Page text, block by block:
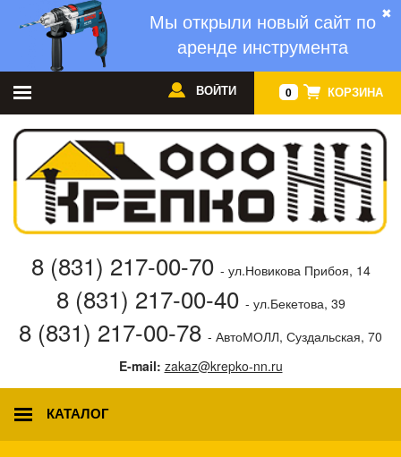
✖
Мы открыли новый сайт по
аренде инструмента
0 КОРЗИНА
ВОЙТИ
8 (831) 217-00-70 - ул.Новикова Прибоя, 14
8 (831) 217-00-40 - ул.Бекетова, 39
8 (831) 217-00-78 - АвтоМОЛЛ, Суздальская, 70
E-mail: zakaz@krepko-nn.ru
КАТАЛОГ